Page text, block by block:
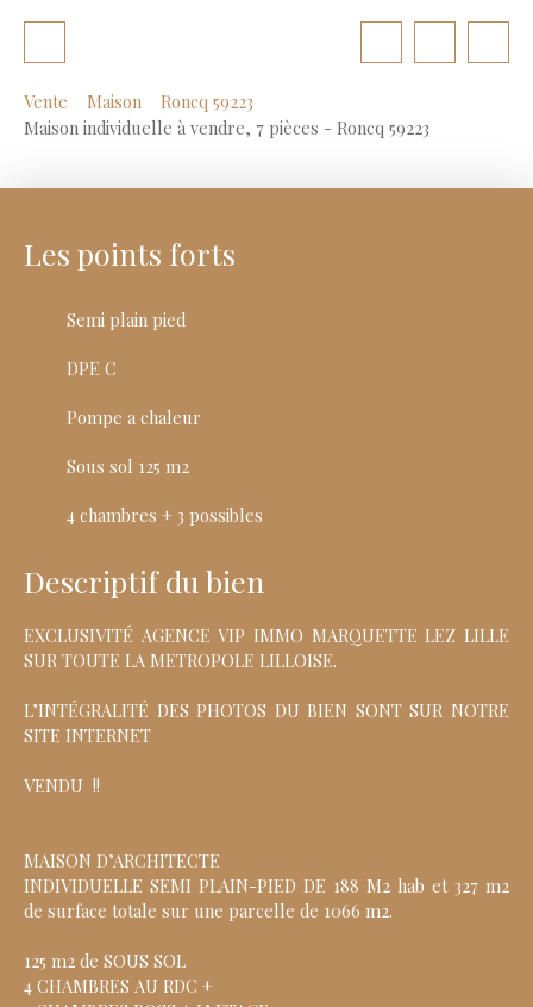
Vente Maison
Roncq 59223
Maison individuelle à vendre, 7 pièces - Roncq 59223
Les points forts
Semi plain pied
DPE C
Pompe a chaleur
Sous sol 125 m2
4 chambres + 3 possibles
Descriptif du bien
EXCLUSIVITÉ AGENCE VIP IMMO MARQUETTE LEZ LILLE
SUR TOUTE LA METROPOLE LILLOISE.
L’INTÉGRALITÉ DES PHOTOS DU BIEN SONT SUR NOTRE
SITE INTERNET
VENDU !!
MAISON D’ARCHITECTE
INDIVIDUELLE SEMI PLAIN-PIED DE 188 M2 hab et 327 m2
de surface totale sur une parcelle de 1066 m2.
125 m2 de SOUS SOL
4 CHAMBRES AU RDC +